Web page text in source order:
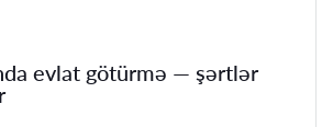
evlat götürmə — şərtlər